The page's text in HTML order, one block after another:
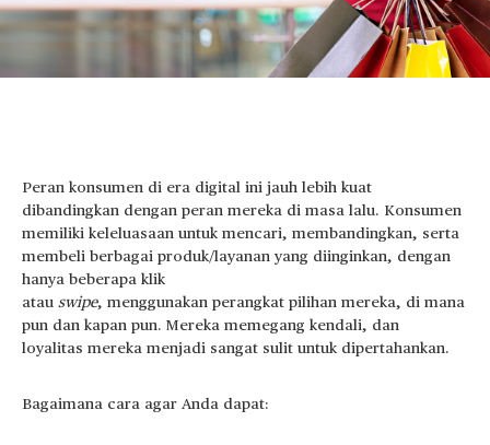
Peran konsumen di era digital ini jauh lebih kuat
dibandingkan dengan peran mereka di masa lalu. Konsumen
memiliki keleluasaan untuk mencari, membandingkan, serta
membeli berbagai produk/layanan yang diinginkan, dengan
hanya beberapa klik
atau swipe, menggunakan perangkat pilihan mereka, di mana
pun dan kapan pun. Mereka memegang kendali, dan
loyalitas mereka menjadi sangat sulit untuk dipertahankan.
Bagaimana cara agar Anda dapat: